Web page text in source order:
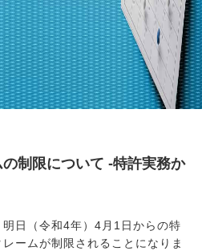
制限について -特許実務か
日（令和4年）4月1日からの特
ームが制限されることになりま